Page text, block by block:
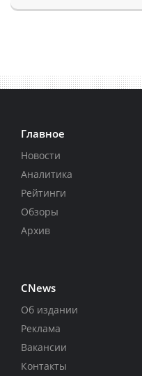
Главное
Новости
Аналитика
Рейтинги
Обзоры
Архив
CNews
Об издании
Реклама
Вакансии
Контакты